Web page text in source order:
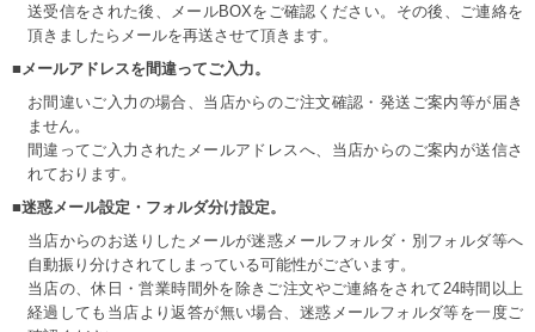
送受信をされた後、メールBOXをご確認ください。その後、ご連絡を
頂きましたらメールを再送させて頂きます。
■メールアドレスを間違ってご入力。
お間違いご入力の場合、当店からのご注文確認・発送ご案内等が届き
ません。
間違ってご入力されたメールアドレスへ、当店からのご案内が送信さ
れております。
■迷惑メール設定・フォルダ分け設定。
当店からのお送りしたメールが迷惑メールフォルダ・別フォルダ等へ
自動振り分けされてしまっている可能性がございます。
当店の、休日・営業時間外を除きご注文やご連絡をされて24時間以上
経過しても当店より返答が無い場合、迷惑メールフォルダ等を一度ご